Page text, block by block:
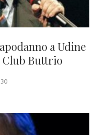
a Udine
Club Buttrio